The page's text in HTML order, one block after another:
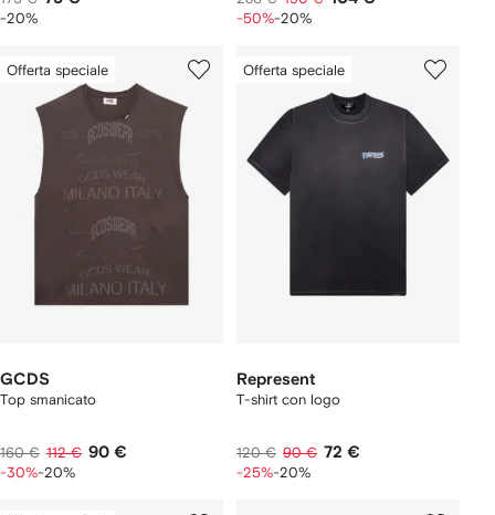
-20% -50%-20%
Offerta speciale
GCDS
Top smanicato
160 € 112 € 90 €
-30%-20%
Offerta speciale
Represent
T-shirt con logo
120 € 90 € 72 €
-25%-20%